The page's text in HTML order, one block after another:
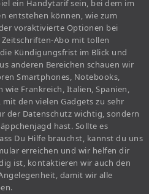
ein Handytarif sein, bei dem im
entstehen können, wie zum
voraktivierte Optionen bei
Zeitschriften-Abo mit tollen
Kündigungsfrist im Blick und
anderen Bereichen schauen wir
Smartphones, Notebooks,
wie Frankreich, Italien, Spanien,
den vielen Gadgets zu sehr
der Datenschutz wichtig, sondern
hast. Sollte es
Du Hilfe brauchst, kannst du uns
erreichen und wir helfen dir
ist, kontaktieren wir auch den
damit wir alle